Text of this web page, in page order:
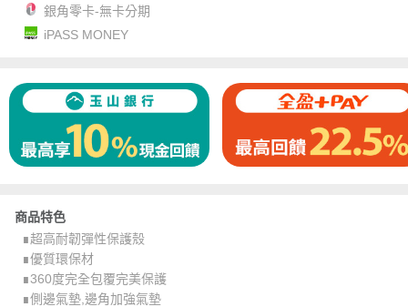
銀角零卡-無卡分期
iPASS MONEY
商品特色
∎超高耐韌彈性保護殼
∎優質環保材
∎360度完全包覆完美保護
∎側邊氣墊,邊角加強氣墊